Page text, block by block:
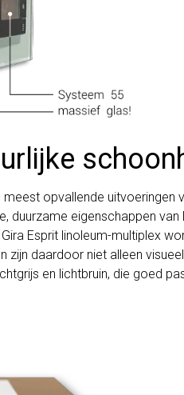
meest opvallende
duurzame eigenschappen
Esprit linoleum-multiplex
zijn daardoor niet alleen
en lichtbruin, die goed